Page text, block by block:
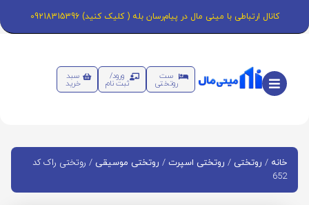
کانال ارتباطی با مینی مال در پیام‌رسان بله ( کلیک کنید) 09218315396
ست
روتختی
ورود/
ثبت نام
سبد
خرید
خانه / روتختی / روتختی اسپرت / روتختی موسیقی / روتختی راک کد
652